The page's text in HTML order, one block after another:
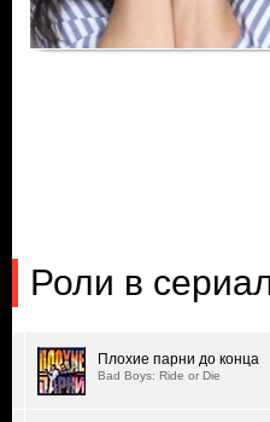
Роли в
Плохие парни до конца
Bad Boys: Ride or Die